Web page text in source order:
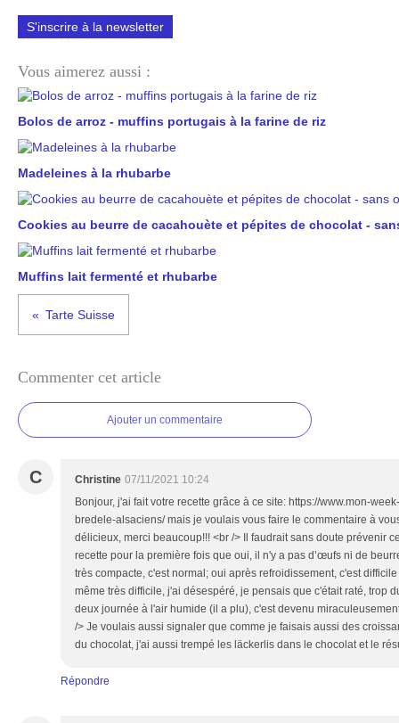
S'inscrire à la newsletter
Vous aimerez aussi :
Bolos de arroz - muffins portugais à la farine de riz
Madeleines à la rhubarbe
Cookies au beurre de cacahouète et pépites de chocolat -
Muffins lait fermenté et rhubarbe
Tarte Suisse
Commenter cet article
Ajouter un commentaire
C Christine 07/11/2021 10:24
Bonjour, j'ai fait votre recette grâce à ce site: https://www.mon-
bredele-alsaciens/ mais je voulais vous faire le commentaire à
délicieux, merci beaucoup!!! <br /> Il faudrait sans doute prévenir
recette pour la première fois que oui, il n'y a pas d’œufs ni de
très compacte, c'est normal; oui après refroidissement, c'est
même très difficile, j'ai désespéré, je pensais que c'était raté, trop
deux journée à l'air humide (il a plu), c'est devenu
/> Je voulais aussi signaler que comme je faisais aussi des
du chocolat, j'ai aussi trempé les läckerlis dans le chocolat et le
Répondre